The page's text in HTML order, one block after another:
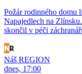
Požár rodinného domu
Napajedlech na
skončil v péči
Náš REGION
dnes, 17:00